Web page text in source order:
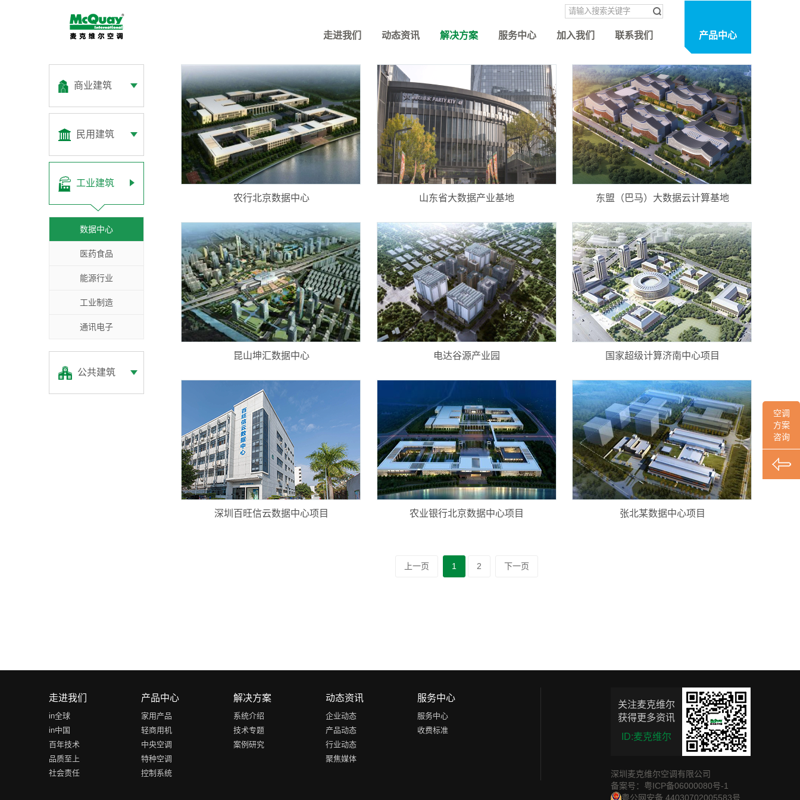
走进我们 动态资讯 解决方案 服务中心 加入我们 联系我们 产品中心
案例研究
商业建筑
民用建筑
工业建筑
数据中心
医药食品
能源行业
工业制造
通讯电子
公共建筑
农行北京数据中心 山东省大数据产业基地 东盟（巴马）大数据云计算基地
昆山坤汇数据中心 电达谷源产业园 国家超级计算济南中心项目
深圳百旺信云数据中心项目 农业银行北京数据中心项目 张北某数据中心项目
上一页 1 2 下一页
走进我们
in全球
in中国
百年技术
品质至上
社会责任
产品中心
家用产品
轻商用机
中央空调
特种空调
控制系统
解决方案
系统介绍
技术专题
案例研究
动态资讯
企业动态
产品动态
行业动态
聚焦媒体
服务中心
服务中心
收费标准
关注麦克维尔
获得更多资讯
ID:麦克维尔
深圳麦克维尔空调有限公司
备案号：粤ICP备06000080号-1
粤公网安备 44030702005583号
空调
方案
咨询